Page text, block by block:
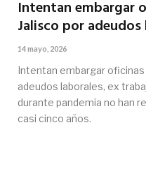
Intentan embargar
Jalisco por
14 mayo, 2026
Intentan embargar
adeudos laborales, ex
durante pandemia no han
casi cinco años.